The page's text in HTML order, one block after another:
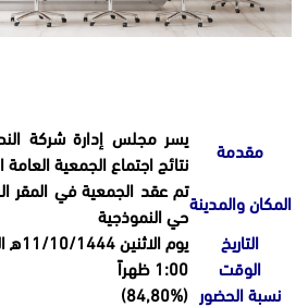
مقدمة
يسر مجلس إدارة شركة
نتائج اجتماع الجمعية العامة
المكان والمدينة
تم عقد الجمعية في المقر
حي النموذجية
التاريخ
يوم الاثنين 11/10/1444ه الموافق 01/05/2023
الوقت
1:00 ظهراً
نسبة الحضور (84,80%)